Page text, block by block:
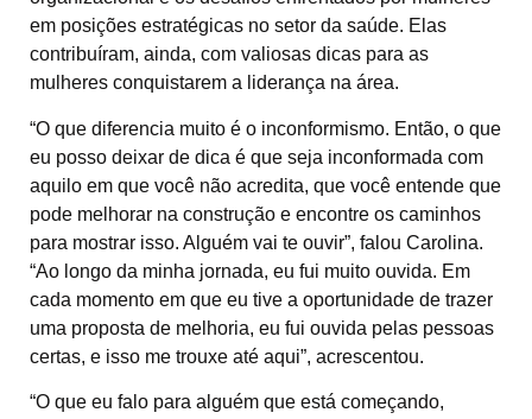
em posições estratégicas no setor da saúde. Elas
contribuíram, ainda, com valiosas dicas para as
mulheres conquistarem a liderança na área.
“O que diferencia muito é o inconformismo. Então, o que
eu posso deixar de dica é que seja inconformada com
aquilo em que você não acredita, que você entende que
pode melhorar na construção e encontre os caminhos
para mostrar isso. Alguém vai te ouvir”, falou Carolina.
“Ao longo da minha jornada, eu fui muito ouvida. Em
cada momento em que eu tive a oportunidade de trazer
uma proposta de melhoria, eu fui ouvida pelas pessoas
certas, e isso me trouxe até aqui”, acrescentou.
“O que eu falo para alguém que está começando,